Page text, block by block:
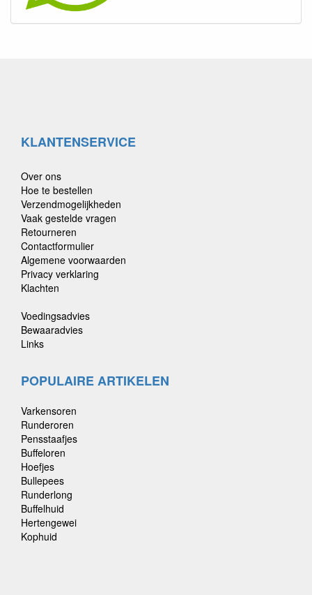
KLANTENSERVICE
Over ons
Hoe te bestellen
Verzendmogelijkheden
Vaak gestelde vragen
Retourneren
Contactformulier
Algemene voorwaarden
Privacy verklaring
Klachten
Voedingsadvies
Bewaaradvies
Links
POPULAIRE ARTIKELEN
Varkensoren
Runderoren
Pensstaafjes
Buffeloren
Hoefjes
Bullepees
Runderlong
Buffelhuid
Hertengewei
Kophuid